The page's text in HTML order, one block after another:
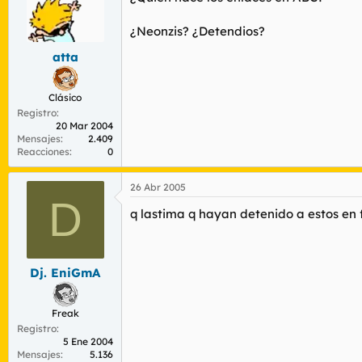
atta
Clásico
Registro
20 Mar 2004
Mensajes
2.409
Reacciones
0
¿Neonzis? ¿Detendios?
D
Dj. EniGmA
Freak
Registro
5 Ene 2004
Mensajes
5.136
26 Abr 2005
q lastima q hayan detenido a estos en